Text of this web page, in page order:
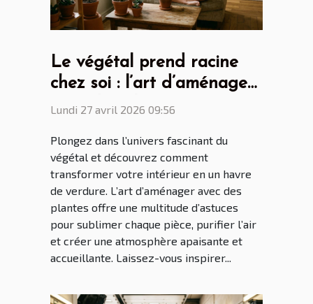
Le végétal prend racine
chez soi : l’art d’aménager
avec des plantes
Lundi 27 avril 2026 09:56
Plongez dans l’univers fascinant du
végétal et découvrez comment
transformer votre intérieur en un havre
de verdure. L’art d’aménager avec des
plantes offre une multitude d’astuces
pour sublimer chaque pièce, purifier l’air
et créer une atmosphère apaisante et
accueillante. Laissez-vous inspirer...